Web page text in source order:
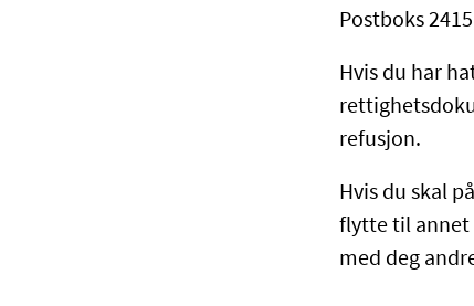
Postboks
Hvis du har
refusjon.
Hvis du skal
flytte til annet
med deg